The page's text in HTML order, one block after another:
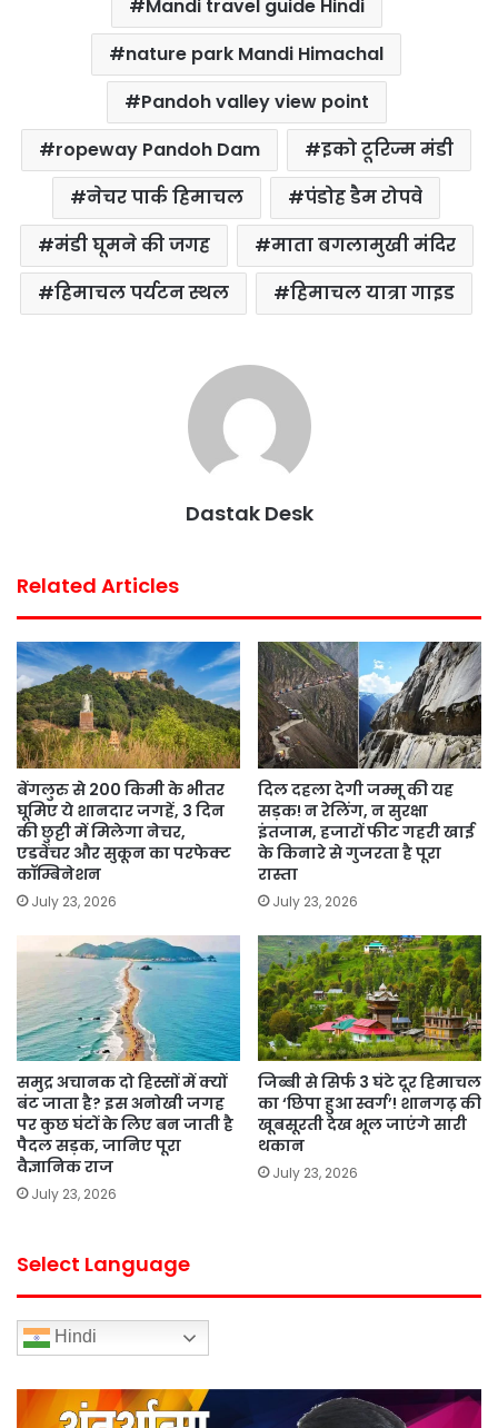
Mandi travel guide Hindi
nature park Mandi Himachal
Pandoh valley view point
ropeway Pandoh Dam
इको टूरिज्म मंडी
नेचर पार्क हिमाचल
पंडोह डैम रोपवे
मंडी घूमने की जगह
माता बगलामुखी मंदिर
हिमाचल पर्यटन स्थल
हिमाचल यात्रा गाइड
Dastak Desk
Related Articles
बेंगलुरु से 200 किमी के भीतर
घूमिए ये शानदार जगहें, 3 दिन
की छुट्टी में मिलेगा नेचर,
एडवेंचर और सुकून का परफेक्ट
कॉम्बिनेशन
July 23, 2026
दिल दहला देगी जम्मू की यह
सड़क! न रेलिंग, न सुरक्षा
इंतजाम, हजारों फीट गहरी खाई
के किनारे से गुजरता है पूरा
रास्ता
July 23, 2026
समुद्र अचानक दो हिस्सों में क्यों
बंट जाता है? इस अनोखी जगह
पर कुछ घंटों के लिए बन जाती है
पैदल सड़क, जानिए पूरा
वैज्ञानिक राज
July 23, 2026
जिब्बी से सिर्फ 3 घंटे दूर हिमाचल
का ‘छिपा हुआ स्वर्ग’! शानगढ़ की
खूबसूरती देख भूल जाएंगे सारी
थकान
July 23, 2026
Select Language
Hindi